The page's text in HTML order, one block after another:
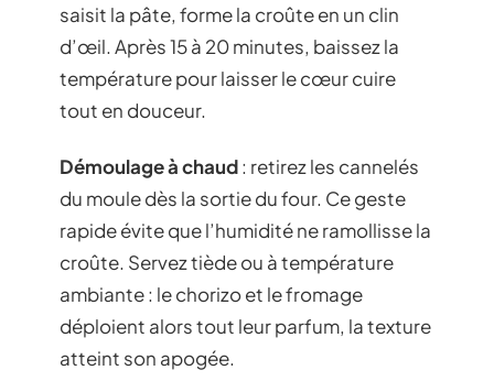
saisit la pâte, forme la croûte en un clin
d’œil. Après 15 à 20 minutes, baissez la
température pour laisser le cœur cuire
tout en douceur.
Démoulage à chaud: retirez les cannelés
du moule dès la sortie du four. Ce geste
rapide évite que l’humidité ne ramollisse la
croûte. Servez tiède ou à température
ambiante : le chorizo et le fromage
déploient alors tout leur parfum, la texture
atteint son apogée.